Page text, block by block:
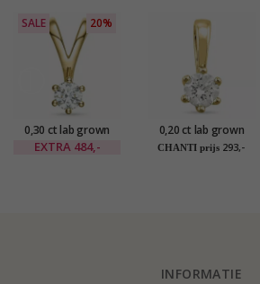
SALE 20%
0,30 ct lab grown
diamant solitaire
EXTRA 484,-
0,20 ct lab grown
diamant hanger in 14
CHANTI prijs 293,-
INFORMATIE